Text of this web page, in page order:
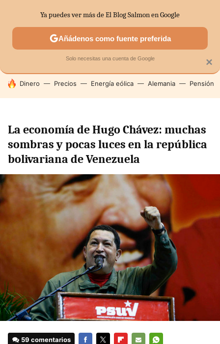
SECTORES ECONOMÍA DOMÉSTICA MERCADOS
HOY SE HABLA DE
Dinero Precios Energía eólica Alemania Pensión
La economía de Hugo Chávez: muchas
sombras y pocas luces en la república
bolivariana de Venezuela
59 comentarios
×
Ya puedes ver más de El Blog Salmon en Google
Añádenos como fuente preferida
Solo necesitas una cuenta de Google